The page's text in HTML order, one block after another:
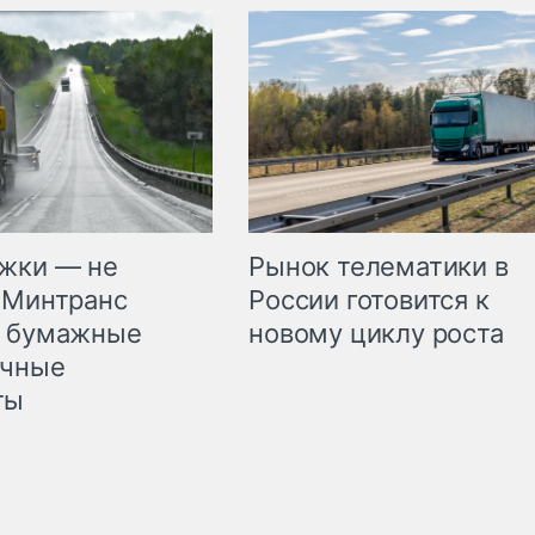
— не
бумажные
Рынок телематики в
России готовится к
новому циклу роста